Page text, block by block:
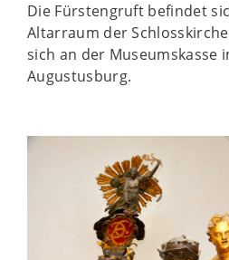
Die Fürstengruft befindet
Altarraum der
sich an der Museumskasse
Augustusburg.